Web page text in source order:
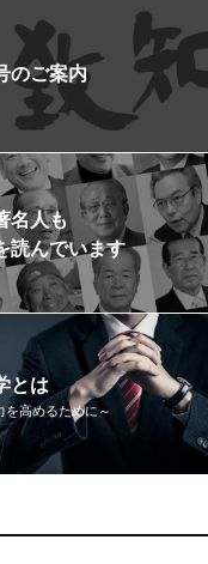
のご案内
名人も
読んでいます
とは
を高めるために～